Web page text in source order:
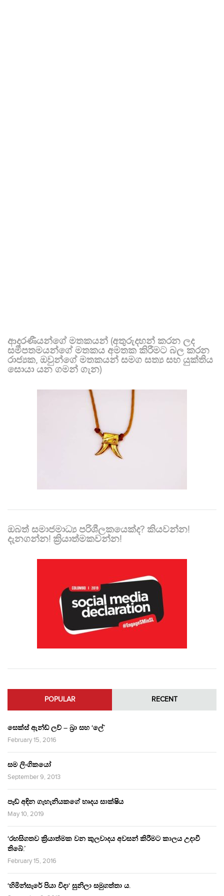
ආදරණීයන්ගේ මතකයන් (අතුරුදහන් කරන ලද
සමීපතමයන්ගේ මතකය අමතක කිරීමට බල කරන
රාජ්‍යක, ඔවුන්ගේ මතකයන් සමග සත්‍ය සහ යුක්තිය
සොයා යන ගමන් ගැන)
ඔබත් සමාජමාධ්‍ය පරිශීලකයෙක්ද? කියවන්න!
දැනගන්න! ක්‍රියාත්මකවන්න!
POPULAR RECENT
සෙක්ස් ඇන්ඩ් ලව් – බ්‍රා සහ ‘ලේ’
February 15, 2016
සම ලිංගිකයෝ
September 9, 2013
පෑඩ් අඳින ගැහැනියකගේ හෘදය සාක්ෂිය
May 10, 2019
‘රහසිගතව ක්‍රියාත්මක වන කුලවාදය අවසන් කිරීමට කාලය උදාවී
තිබේ.’
February 15, 2016
‘හිමින්සැරේ පියා විදා‘ සුනිලා සමුගත්තා ය.